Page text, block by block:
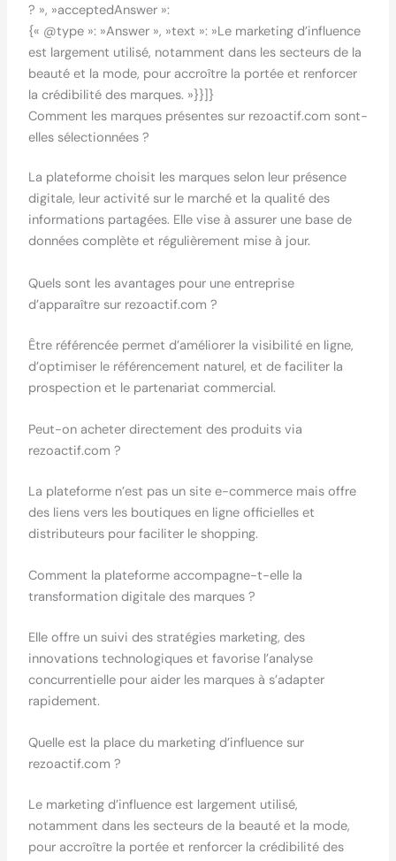
? », »acceptedAnswer »:
{« @type »: »Answer », »text »: »Le marketing d’influence
est largement utilisé, notamment dans les secteurs de la
beauté et la mode, pour accroître la portée et renforcer
la crédibilité des marques. »}}]}
Comment les marques présentes sur rezoactif.com sont-
elles sélectionnées ?
La plateforme choisit les marques selon leur présence
digitale, leur activité sur le marché et la qualité des
informations partagées. Elle vise à assurer une base de
données complète et régulièrement mise à jour.
Quels sont les avantages pour une entreprise
d’apparaître sur rezoactif.com ?
Être référencée permet d’améliorer la visibilité en ligne,
d’optimiser le référencement naturel, et de faciliter la
prospection et le partenariat commercial.
Peut-on acheter directement des produits via
rezoactif.com ?
La plateforme n’est pas un site e-commerce mais offre
des liens vers les boutiques en ligne officielles et
distributeurs pour faciliter le shopping.
Comment la plateforme accompagne-t-elle la
transformation digitale des marques ?
Elle offre un suivi des stratégies marketing, des
innovations technologiques et favorise l’analyse
concurrentielle pour aider les marques à s’adapter
rapidement.
Quelle est la place du marketing d’influence sur
rezoactif.com ?
Le marketing d’influence est largement utilisé,
notamment dans les secteurs de la beauté et la mode,
pour accroître la portée et renforcer la crédibilité des